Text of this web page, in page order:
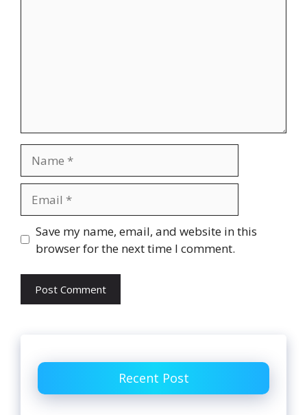
Website
Save my name, email, and website in this
browser for the next time I comment.
Recent Post